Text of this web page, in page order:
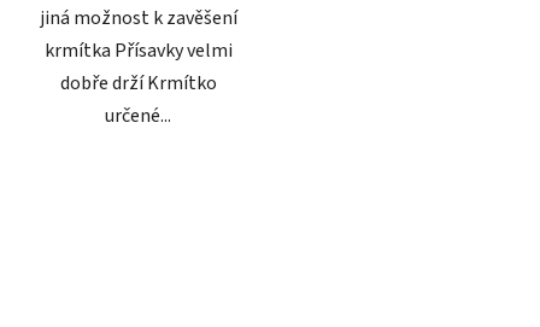
jiná možnost k zavěšení
krmítka Přísavky velmi
dobře drží Krmítko
určené...